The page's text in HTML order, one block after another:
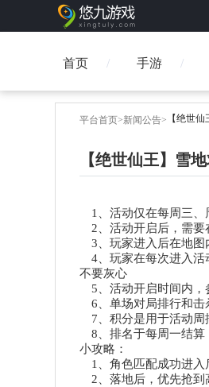
首页 手游
平台首页>新闻公告> 【绝世
【绝世仙王】雪
1、 活动仅在每周三、
2、 活动开启后，需要
3、 玩家进入后在地图
4、 玩家在每次进入活
不要灰心
5、 活动开启时间内，
6、 单场对局排行和击
7、 积分是用于活动
8、 排名于每周一结算
小攻略：
1、 角色匹配成功进
2、 落地后，优先抢到